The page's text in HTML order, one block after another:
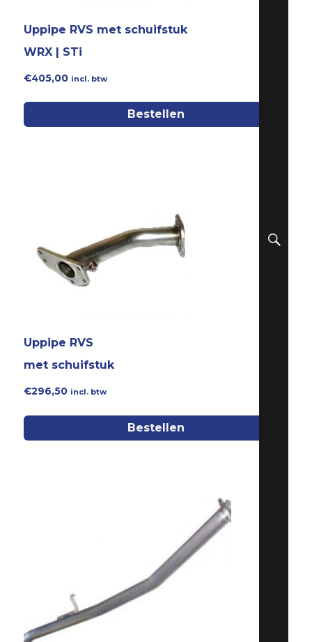
Uppipe RVS met schuifstuk
WRX | STi
€405,00 incl. btw
Bestellen
Uppipe RVS
met schuifstuk
€296,50 incl. btw
Bestellen